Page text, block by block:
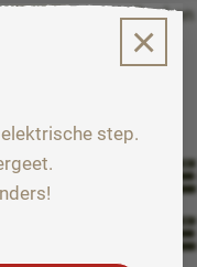
Zoeken
×
step.